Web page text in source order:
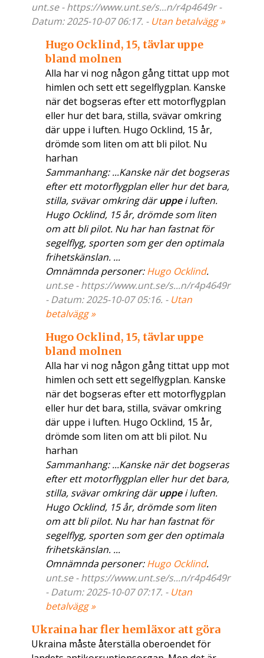
unt.se - https://www.unt.se/s...n/r4p4649r -
Datum: 2025-10-07 06:17. - Utan betalvägg »
Hugo Ocklind, 15, tävlar uppe
bland molnen
Alla har vi nog någon gång tittat upp mot
himlen och sett ett segelflygplan. Kanske
när det bogseras efter ett motorflygplan
eller hur det bara, stilla, svävar omkring
där uppe i luften. Hugo Ocklind, 15 år,
drömde som liten om att bli pilot. Nu
harhan
Sammanhang: ...Kanske när det bogseras
efter ett motorflygplan eller hur det bara,
stilla, svävar omkring däruppei luften.
Hugo Ocklind, 15 år, drömde som liten
om att bli pilot. Nu har han fastnat för
segelflyg, sporten som ger den optimala
frihetskänslan. ...
Omnämnda personer:Hugo Ocklind.
unt.se - https://www.unt.se/s...n/r4p4649r
- Datum: 2025-10-07 05:16. - Utan
betalvägg »
Hugo Ocklind, 15, tävlar uppe
bland molnen
Alla har vi nog någon gång tittat upp mot
himlen och sett ett segelflygplan. Kanske
när det bogseras efter ett motorflygplan
eller hur det bara, stilla, svävar omkring
där uppe i luften. Hugo Ocklind, 15 år,
drömde som liten om att bli pilot. Nu
harhan
Sammanhang: ...Kanske när det bogseras
efter ett motorflygplan eller hur det bara,
stilla, svävar omkring däruppei luften.
Hugo Ocklind, 15 år, drömde som liten
om att bli pilot. Nu har han fastnat för
segelflyg, sporten som ger den optimala
frihetskänslan. ...
Omnämnda personer:Hugo Ocklind.
unt.se - https://www.unt.se/s...n/r4p4649r
- Datum: 2025-10-07 07:17. - Utan
betalvägg »
Ukraina har fler hemläxor att göra
Ukraina måste återställa oberoendet för